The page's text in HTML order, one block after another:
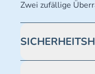
Zwei zufällige